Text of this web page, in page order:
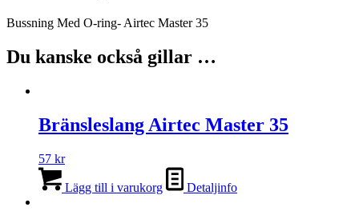
Bussning Med O-ring- Airtec Master 35
Du kanske också gillar …
Bränsleslang Airtec Master 35
57 kr
Lägg till i varukorg Detaljinfo